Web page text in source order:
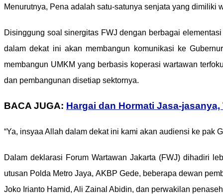
Menurutnya, Pena adalah satu-satunya senjata yang
Disinggung soal sinergitas FWJ dengan berbagai
dalam dekat ini akan membangun komunikasi ke
membangun UMKM yang berbasis koperasi wartawan
dan pembangunan disetiap sektornya.
BACA JUGA: Hargai dan Hormati Jasa-
“Ya, insyaa Allah dalam dekat ini kami akan audiensi ke pak
Dalam deklarasi Forum Wartawan Jakarta (FWJ) dihadiri
utusan Polda Metro Jaya, AKBP Gede, beberapa dewan
Joko Irianto Hamid, Ali Zainal Abidin, dan perwakilan